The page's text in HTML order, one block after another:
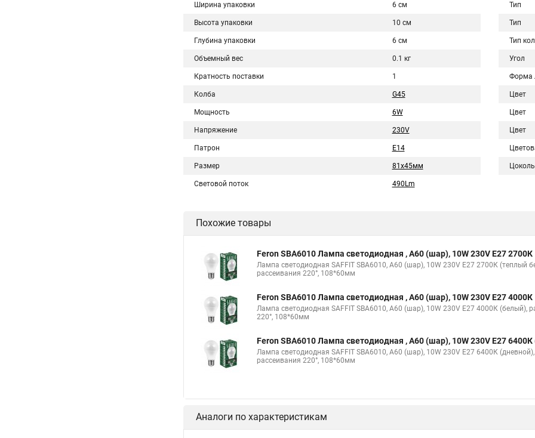
Ширина упаковки 6 см
Высота упаковки 10 см
Глубина упаковки 6 см
Объемный вес 0.1 кг
Кратность поставки 1
Колба G45
Мощность 6W
Напряжение 230V
Патрон E14
Размер 81х45мм
Световой поток 490Lm
Тип
Тип
Тип
Угол
Форма
Цвет
Цвет
Цвет
Цоколь
Похожие товары
Feron SBA6010 Лампа светодиодная , A60 (шар), 10W 230V E27 2700К
Лампа светодиодная SAFFIT SBA6010, A60 (шар), 10W 230V E27 2700К (теплый
рассеивания 220°, 108*60мм
Feron SBA6010 Лампа светодиодная , A60 (шар), 10W 230V E27 4000К
Лампа светодиодная SAFFIT SBA6010, A60 (шар), 10W 230V E27 4000К (белый),
220°, 108*60мм
Feron SBA6010 Лампа светодиодная , A60 (шар), 10W 230V E27
Лампа светодиодная SAFFIT SBA6010, A60 (шар), 10W 230V E27 6400К
рассеивания 220°, 108*60мм
Аналоги по характеристикам